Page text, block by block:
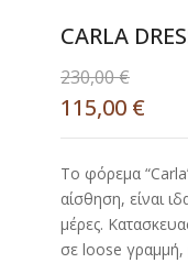
CARLA
230,00€
115,00 €
Το φόρεμα
αίσθηση, είναι
μέρες.
σε loose γραμμή,